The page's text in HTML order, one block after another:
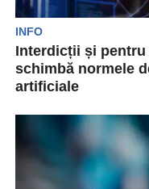
INFO
Interdicții și pentru
schimbă normele
artificiale
de Comisia
la folosirea...